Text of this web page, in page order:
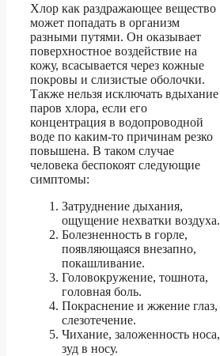
Хлор как раздражающее вещество
может попадать в организм
разными путями. Он оказывает
поверхностное воздействие на
кожу, всасывается через кожные
покровы и слизистые оболочки.
Также нельзя исключать вдыхание
паров хлора, если его
концентрация в водопроводной
воде по каким-то причинам резко
повышена. В таком случае
человека беспокоят следующие
симптомы:
Затруднение дыхания,
ощущение нехватки воздуха.
Болезненность в горле,
появляющаяся внезапно,
покашливание.
Головокружение, тошнота,
головная боль.
Покраснение и жжение глаз,
слезотечение.
Чихание, заложенность носа,
зуд в носу.